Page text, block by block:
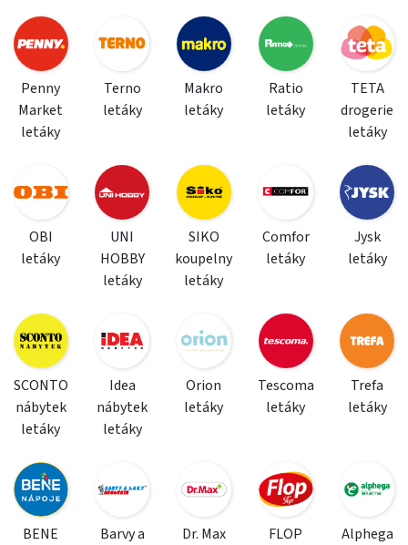
Penny
Market
letáky
Terno
letáky
Makro
letáky
Ratio
letáky
TETA
drogerie
letáky
OBI
letáky
UNI
HOBBY
letáky
SIKO
koupelny
letáky
Comfor
letáky
Jysk
letáky
SCONTO
nábytek
letáky
Idea
nábytek
letáky
Orion
letáky
Tescoma
letáky
Trefa
letáky
BENE
Barvy a
Dr. Max
FLOP
Alphega